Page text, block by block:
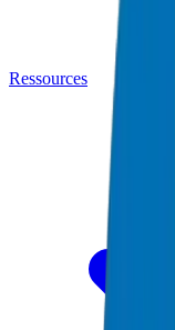
Ressources